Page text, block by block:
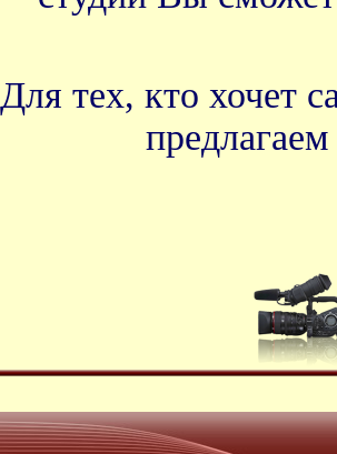
Для тех, кто хочет